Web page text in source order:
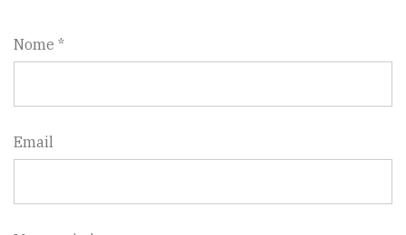
Nome *
Email